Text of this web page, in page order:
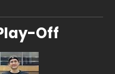
Off